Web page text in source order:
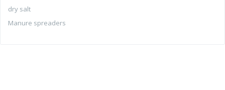
dry salt
Manure spreaders